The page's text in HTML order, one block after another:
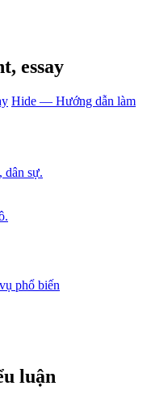
essay
Hide — Hướng dẫn làm
dân sự.
phổ biến
luận